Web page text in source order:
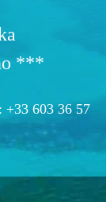
***
+33 603 36 57